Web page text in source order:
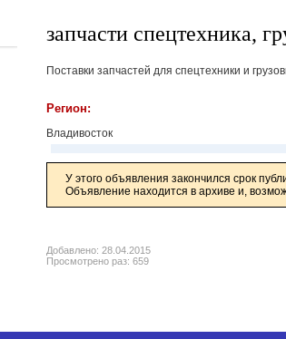
запчасти спецтехника,
Поставки запчастей для спецтехники и
Регион:
Владивосток
У этого объявления закончился срок
Объявление находится в архиве и,
Добавлено: 28.04.2015
Просмотрено раз: 659